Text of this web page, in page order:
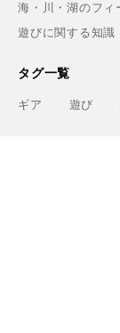
海・川・湖のフィ
遊びに関する知識
タグ一覧
ギア 遊び
Greenfieldにつ